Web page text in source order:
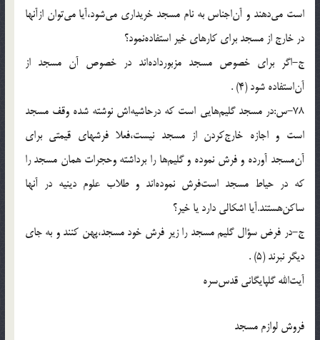
است مى‌دهند و آن‌اجناس به نام مسجد خريدارى مى‌شود،آيا مى‌توان ازآنها
در خارج از مسجد براى كارهاى خير استفاده‌نمود؟
ج-اگر براى خصوص مسجد مزبورداده‌اند در خصوص آن مسجد از
آن‌استفاده شود (4) .
78-س:در مسجد گليم‌هايى است كه درحاشيه‌اش نوشته شده وقف مسجد
است و اجازه خارج‌كردن از مسجد نيست،فعلا فرشهاى قيمتى براى
آن‌مسجد آورده و فرش نموده و گليم‌ها را برداشته وحجرات همان مسجد را
كه در حياط مسجد است‌فرش نموده‌اند و طلاب علوم دينيه در آنها
ساكن‌هستند.آيا اشكالى دارد يا خير؟
ج-در فرض سؤال گليم مسجد را زير فرش خود مسجد،پهن كنند و به جاى
ديگر نبرند (5) .
آيت‌الله گلپايگانى قدس‌سره
فروش لوازم مسجد